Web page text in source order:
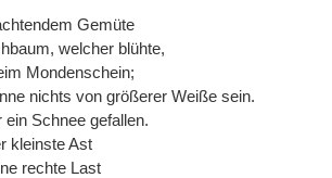
Gemüte
welcher blühte,
Mondenschein;
nichts von größerer Weiße sein.
Schnee gefallen.
kleinste Ast
rechte Last